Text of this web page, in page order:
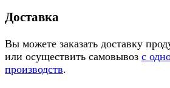
Доставка
Вы можете заказать доставку
или осуществить самовывоз с
производств.